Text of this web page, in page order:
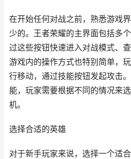
在开始任何对战之前，熟悉游戏
少的。王者荣耀的主界面包括多
过这些按钮快速进入对战模式、
游戏内的操作方式也特别简单，
行移动，通过技能按钮发起攻击
能，玩家需要根据不同的情况来
机。
选择合适的英雄
对于新手玩家来说，选择一个适